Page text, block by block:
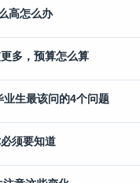
高怎么办
多，预算怎么算
生最该问的4个问题
须要知道